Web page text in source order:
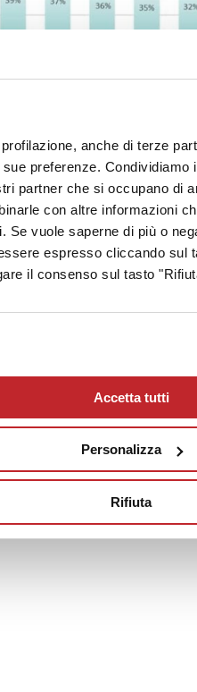
anche di terze
preferenze.
partner che si occupano di
con altre informazioni
Se vuole saperne di più o
espresso cliccando sul
il consenso sul tasto
Accetta tutti
Personalizza
Rifiuta
faticano a rispettare le
fatturati sufficienti per la
Secondo la FIGC, l’età media
nella stagione sportiva
delle strutture non registra
alle nuove norme di
come questo settore presenti
interessanti, soprattutto se si
dieci anni sono stati investiti 180
stadi a fronte dei 15 miliardi di
Ma le cose iniziano a
con determinazione,
flussi di cassa anche oltre
Ecco allora che i progetti
che ospitano, oltre allo
training center, scuole,
Grazie all’ampliamento
società calcistiche come
trasformazioni, il settore è
e più remunerativi del